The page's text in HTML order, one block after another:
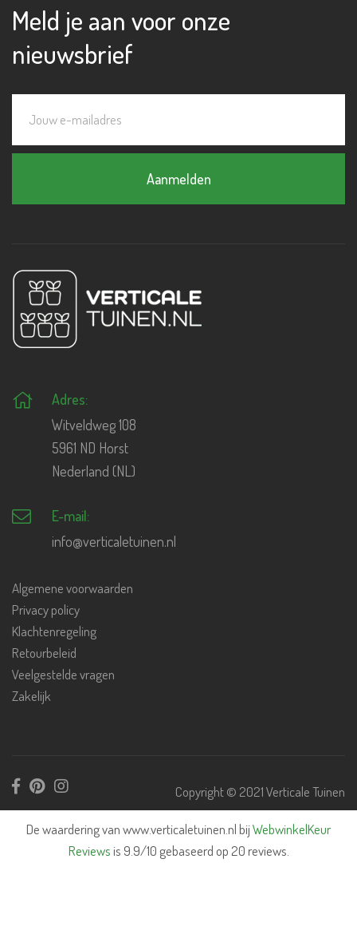
Meld je aan voor onze
nieuwsbrief
Aanmelden
Adres:
Witveldweg 108
5961 ND Horst
Nederland (NL)
E-mail:
info@verticaletuinen.nl
Algemene voorwaarden
Privacy policy
Klachtenregeling
Retourbeleid
Veelgestelde vragen
Zakelijk
Copyright © 2021 Verticale Tuinen
De waardering van www.verticaletuinen.nl bijWebwinkelKeur
Reviewsis 9.9/10 gebaseerd op 20 reviews.